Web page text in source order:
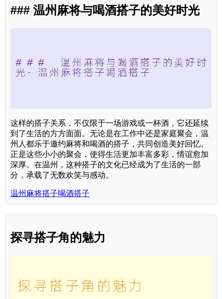
### 温州麻将与喝酒搭子的美好时光
这样的搭子关系，不仅限于一场游戏或一杯酒，它还延续
到了生活的方方面面。无论是在工作中还是家庭聚会，温
州人都乐于邀约麻将和喝酒的搭子，共同创造美好回忆。
正是这些小小的聚会，使得生活更加丰富多彩，情谊愈加
深厚。在温州，这种搭子的文化已经成为了生活的一部
分，承载了无数欢笑与感动。
温州麻将搭子喝酒搭子
探寻搭子角的魅力